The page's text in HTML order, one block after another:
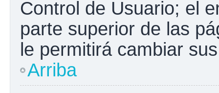
Control de Usuario; el
parte superior de las
le permitirá cambiar
Arriba